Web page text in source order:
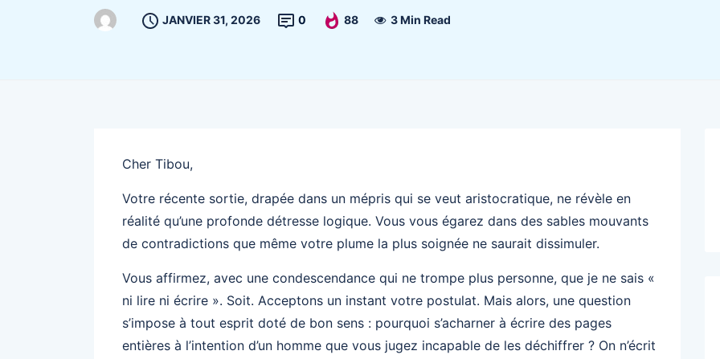
JANVIER 31, 2026 0 88 3 Min Read
Cher Tibou,
Votre récente sortie, drapée dans un mépris qui se veut aristocratique, ne révèle en
réalité qu’une profonde détresse logique. Vous vous égarez dans des sables mouvants
de contradictions que même votre plume la plus soignée ne saurait dissimuler.
Vous affirmez, avec une condescendance qui ne trompe plus personne, que je ne sais «
ni lire ni écrire ». Soit. Acceptons un instant votre postulat. Mais alors, une question
s’impose à tout esprit doté de bon sens : pourquoi s’acharner à écrire des pages
entières à l’intention d’un homme que vous jugez incapable de les déchiffrer ? On n’écrit